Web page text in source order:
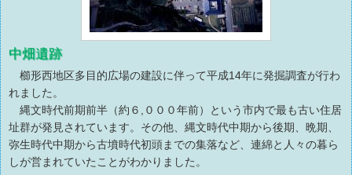
中畑遺跡
櫛形西地区多目的広場の建設に伴って平成14年に発掘調査が行わ
れました。
縄文時代前期前半（約６,０００年前）という市内で最も古い住居
址群が発見されています。その他、縄文時代中期から後期、晩期、
弥生時代中期から古墳時代初頭までの集落など、連綿と人々の暮ら
しが営まれていたことがわかりました。